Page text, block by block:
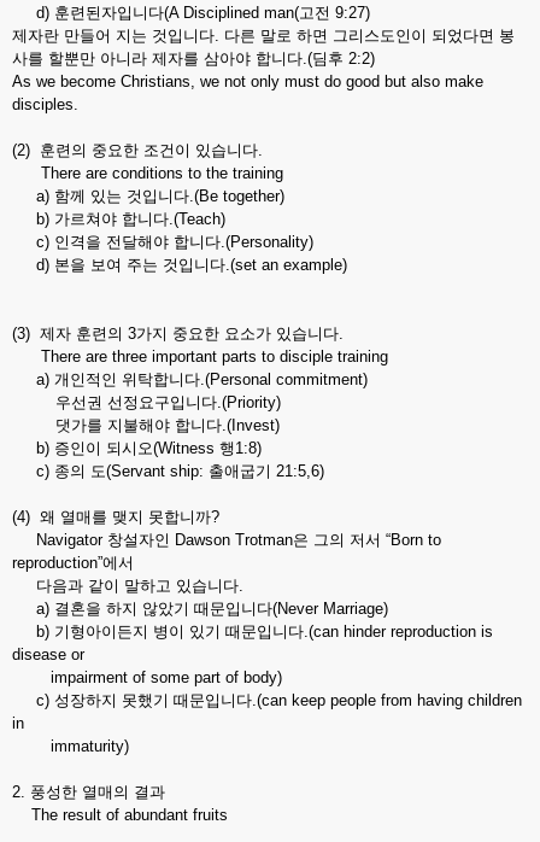
d) 훈련된자입니다(A Disciplined man(고전 9:27)
제자란 만들어 지는 것입니다. 다른 말로 하면 그리스도인이 되었다면 봉
사를 할뿐만 아니라 제자를 삼아야 합니다.(딤후 2:2)
As we become Christians, we not only must do good but also make
disciples.
(2) 훈련의 중요한 조건이 있습니다.
There are conditions to the training
a) 함께 있는 것입니다.(Be together)
b) 가르쳐야 합니다.(Teach)
c) 인격을 전달해야 합니다.(Personality)
d) 본을 보여 주는 것입니다.(set an example)
(3) 제자 훈련의 3가지 중요한 요소가 있습니다.
There are three important parts to disciple training
a) 개인적인 위탁합니다.(Personal commitment)
우선권 선정요구입니다.(Priority)
댓가를 지불해야 합니다.(Invest)
b) 증인이 되시오(Witness 행1:8)
c) 종의 도(Servant ship: 출애굽기 21:5,6)
(4) 왜 열매를 맺지 못합니까?
Navigator 창설자인 Dawson Trotman은 그의 저서 “Born to
reproduction”에서
다음과 같이 말하고 있습니다.
a) 결혼을 하지 않았기 때문입니다(Never Marriage)
b) 기형아이든지 병이 있기 때문입니다.(can hinder reproduction is
disease or
impairment of some part of body)
c) 성장하지 못했기 때문입니다.(can keep people from having children
in
immaturity)
2. 풍성한 열매의 결과
The result of abundant fruits